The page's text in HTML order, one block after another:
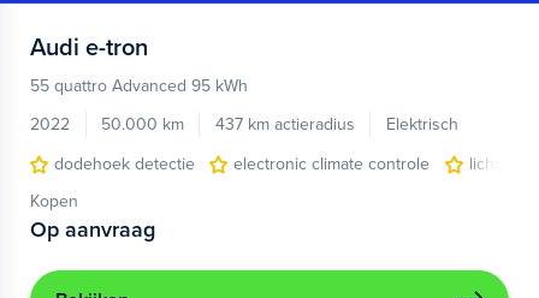
Audi e-tron
55 quattro Advanced 95 kWh
2022
50.000 km 437 km actieradius
Elektrisch
dodehoek detectie
electronic climate controle
Kopen
Op aanvraag